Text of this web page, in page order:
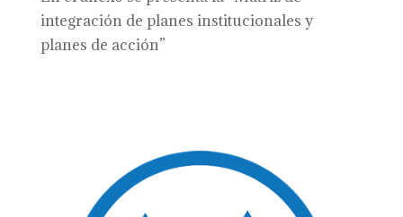
integración de planes institucionales y
planes de acción”